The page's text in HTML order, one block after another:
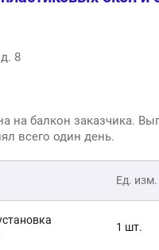
8
на балкон заказчика.
всего один день.
Ед. изм.
1 шт.